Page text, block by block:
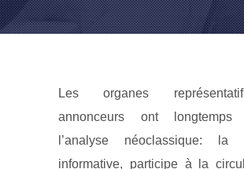
Les organes
annonceurs ont longtemps
l’analyse néoclassique: la
informative, participe à la